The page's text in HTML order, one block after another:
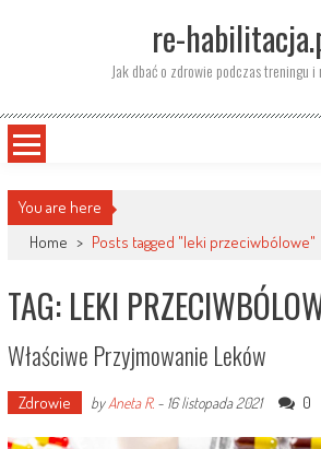
re-
Jak dbać o zdrowie podczas treningu i
You are here
Home > Posts tagged "leki przeciwbólowe"
TAG: LEKI
Właściwe Przyjmowanie Leków
Zdrowie byAneta R.- 16 listopada 2021 0